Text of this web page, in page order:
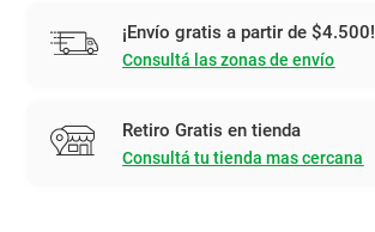
¡Envío gratis a partir de $4.500!
Consultá las zonas de envío
Retiro Gratis en tienda
Consultá tu tienda mas cercana